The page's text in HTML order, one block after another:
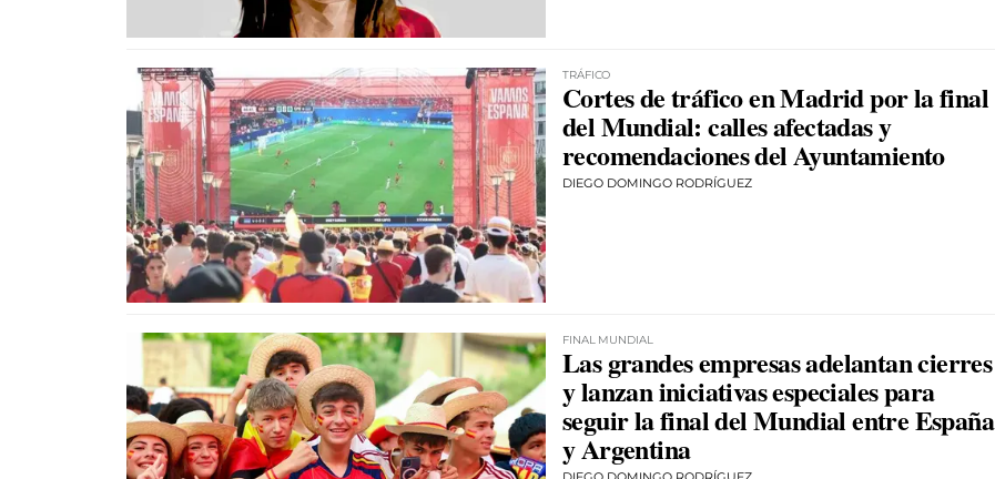
TRÁFICO
Cortes de tráfico en Madrid por la final
del Mundial: calles afectadas y
recomendaciones del Ayuntamiento
DIEGO DOMINGO RODRÍGUEZ
FINAL MUNDIAL
Las grandes empresas adelantan cierres
y lanzan iniciativas especiales para
seguir la final del Mundial entre España
y Argentina